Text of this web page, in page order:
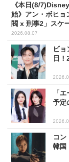
《本日(8/
始》アン・ボヒョ
閥 x 刑事2」スケ
たFLEX捜査に注目
2026.08.07
ビョ
日
「
予定
コン
韓国